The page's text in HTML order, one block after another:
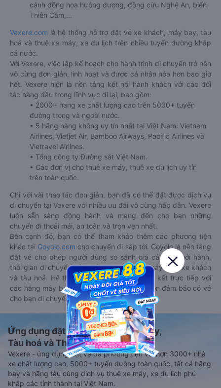
cánh đồng hoa hướng dương, đồng cừu Nghệ An, biển
Thiên Cầm,...
Vexere.com là hệ thống hỗ trợ đặt vé xe khách, máy bay, tàu
hoả và thuê xe máy, xe du lịch trên nhiều tuyến đường khắp
cả nước.
Với Vexere, việc lập kế hoạch cho hành trình di chuyển trở nên
vô cùng đơn giản, linh hoạt và được cá nhân hóa hơn bao giờ
hết. Vexere hiện là nền tảng kết nối hành khách với các đối
tác hàng đầu trong lĩnh vực đi lại, bao gồm:
• 2000+ hãng xe chất lượng cao trên 5000+ tuyến
đường trong và ngoài nước.
• 5 hãng hàng không uy tín nhất tại Việt Nam: Vietnam
Airlines, Vietjet Air, Bamboo Airways, Pacific Airlines và
Vietravel Airlines.
• Tổng công ty Đường sắt Việt Nam.
• Các đơn vị cho thuê xe máy, thuê xe du lịch uy tín
trên toàn quốc.
Chỉ với vài thao tác đơn giản, bạn đã có thể đặt được dịch vụ
di chuyển tại Vexere với nhiều ưu đãi vô cùng hấp dẫn. Vexere
luôn sẵn sàng đồng hành và mang đến cho bạn những
chuyến đi thoải mái, an toàn và trọn vẹn nhất.
Bên cạnh đó, bạn có thể tham khảo thêm các phương tiện
khác tại Goyolo.com cho chuyến đi sắp tới. Goyolo là nền tảng
đặt vé cho phép người dùng so sánh giá cả, giờ khởi hành,
thời gian di chuyển của nhiều phương tiện máy bay, xe khách
và tàu hoả. Hệ thống của Goyolo được liên kết trực tiếp với
các hãng máy bay, xe khách và tàu hoả, luôn đảm bảo có vé
cho bạn di chuyển.
Ứng dụng đặt vé Xe khách, Máy bay,
Tàu hoả và Thuê xe
Vexere - ứng dụng đặt vé đa phương tiện với hơn 3000+ nhà
xe chất lượng cao, 5000+ tuyến đường toàn quốc, tất cả hãng
bay và hãng tàu cùng dịch vụ thuê xe máy, xe du lịch phủ
khắp các tỉnh thành tại Việt Nam.